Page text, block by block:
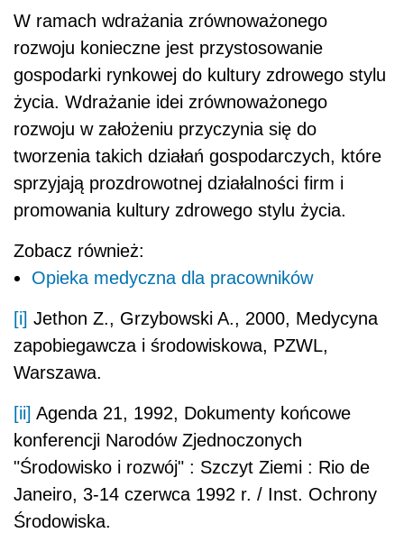
W ramach wdrażania zrównoważonego
rozwoju konieczne jest przystosowanie
gospodarki rynkowej do kultury zdrowego stylu
życia. Wdrażanie idei zrównoważonego
rozwoju w założeniu przyczynia się do
tworzenia takich działań gospodarczych, które
sprzyjają prozdrowotnej działalności firm i
promowania kultury zdrowego stylu życia.
Zobacz również:
Opieka medyczna dla pracowników
[i] Jethon Z., Grzybowski A., 2000, Medycyna
zapobiegawcza i środowiskowa, PZWL,
Warszawa.
[ii] Agenda 21, 1992, Dokumenty końcowe
konferencji Narodów Zjednoczonych
"Środowisko i rozwój" : Szczyt Ziemi : Rio de
Janeiro, 3-14 czerwca 1992 r. / Inst. Ochrony
Środowiska.